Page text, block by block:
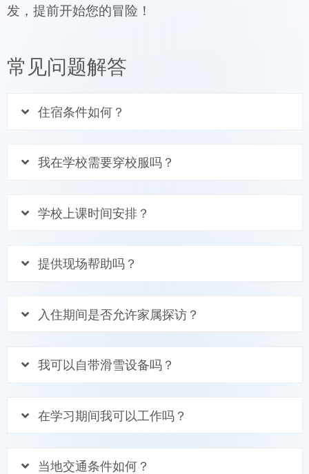
发，提前开始您的冒险！
常见问题解答
住宿条件如何？
我在学校需要穿校服吗？
学校上课时间安排？
提供现场帮助吗？
入住期间是否允许家属探访？
我可以自带滑雪设备吗？
在学习期间我可以工作吗？
当地交通条件如何？